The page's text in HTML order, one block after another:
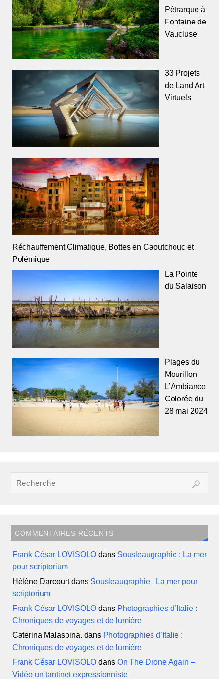
Pétrarque à
Fontaine de
Vaucluse
33 Projets
de Land Art
Virtuels
Réchauffement Climatique, Bottes en Caoutchouc et
Polémique
La Pointe
du Salaison
Plages du
Mourillon –
L’Ambiance
Colorée du
28 mai 2024
COMMENTAIRES RÉCENTS
Frank César LOVISOLO dans Sousleaugraphie : La mer
pour scriptorium
Hélène Darcourtdans Sousleaugraphie : La mer pour
scriptorium
Frank César LOVISOLO dans Photographies d’Italie :
Chroniques de voyages et de lumière
Caterina Malaspina. dans Photographies d’Italie :
Chroniques de voyages et de lumière
Frank César LOVISOLO dansOn The Drone Again –
Vidéo un tantinet expressionniste